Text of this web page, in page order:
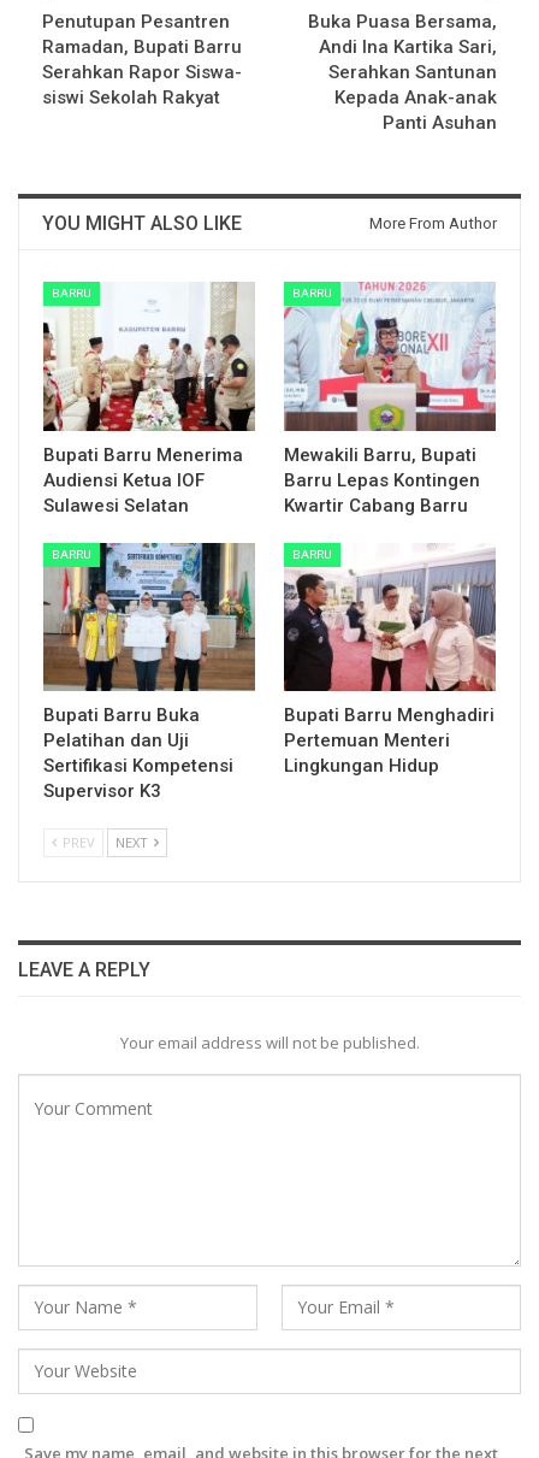
Penutupan Pesantren
Ramadan, Bupati Barru
Serahkan Rapor Siswa-
siswi Sekolah Rakyat
Buka Puasa Bersama,
Andi Ina Kartika Sari,
Serahkan Santunan
Kepada Anak-anak
Panti Asuhan
YOU MIGHT ALSO LIKE More From Author
BARRU
Bupati Barru Menerima
Audiensi Ketua IOF
Sulawesi Selatan
BARRU
Mewakili Barru, Bupati
Barru Lepas Kontingen
Kwartir Cabang Barru
BARRU
Bupati Barru Buka
Pelatihan dan Uji
Sertifikasi Kompetensi
Supervisor K3
BARRU
Bupati Barru Menghadiri
Pertemuan Menteri
Lingkungan Hidup
PREV NEXT
LEAVE A REPLY
Your email address will not be published.
Save my name, email, and website in this browser for the next